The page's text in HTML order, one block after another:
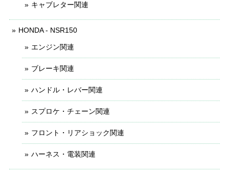
キャブレター関連
HONDA - NSR150
エンジン関連
ブレーキ関連
ハンドル・レバー関連
スプロケ・チェーン関連
フロント・リアショック関連
ハーネス・電装関連